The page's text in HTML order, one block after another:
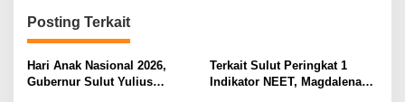
a
s
i
Posting Terkait
Hari Anak Nasional 2026,
Gubernur Sulut Yulius
Terkait Sulut Peringkat 1
Indikator NEET, Magdalena